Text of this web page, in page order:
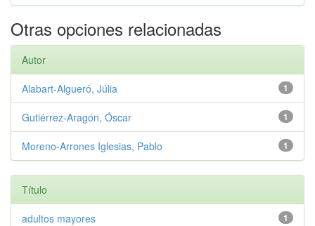
Otras opciones relacionadas
Autor
1
Alabart-Algueró, Júlia
1
Gutiérrez-Aragón, Óscar
1
Moreno-Arrones Iglesias, Pablo
Título
1
adultos mayores